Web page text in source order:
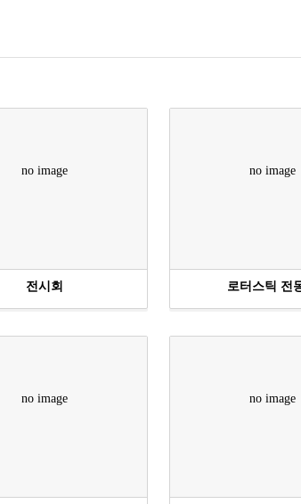
no image
전시회
no image
로터스틱 전
no image no image